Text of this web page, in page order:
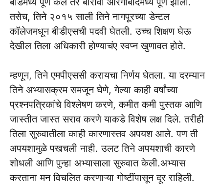
तसेच, तिने २०१५ साली तिने नागपूरच्या डेन्टल
कॉलेजमधून बीडीएसची पदवी घेतली. उच्च शिक्षण घेऊ
देखील तिला अधिकारी होण्याचंए स्वप्न खुणावत होते.
म्हणून, तिने एमपीएससी करायचा निर्णय घेतला. या दरम्यान
तिने अभ्यासक्रम समजून घेणे, गेल्या काही वर्षांच्या
प्रश्नपत्रिकांचे विश्लेषण करणे, कमीत कमी पुस्तक आणि
जास्तीत जास्त सराव करणे याकडे विशेष लक्ष दिले. तरीही
तिला सुरुवातीला काही कारणास्तव अपयश आले. पण ती
अपयशामुळे पखचली नाही. उलट तिने अपयशाची कारणे
शोधली आणि पुन्हा अभ्यासाला सुरुवात केली.अभ्यास
करताना मन विचलित करणाऱ्या गोष्टींपासून दूर राहिली.